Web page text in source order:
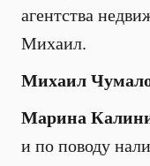
агентства
Михаил.
Михаил
Марина
и по поводу